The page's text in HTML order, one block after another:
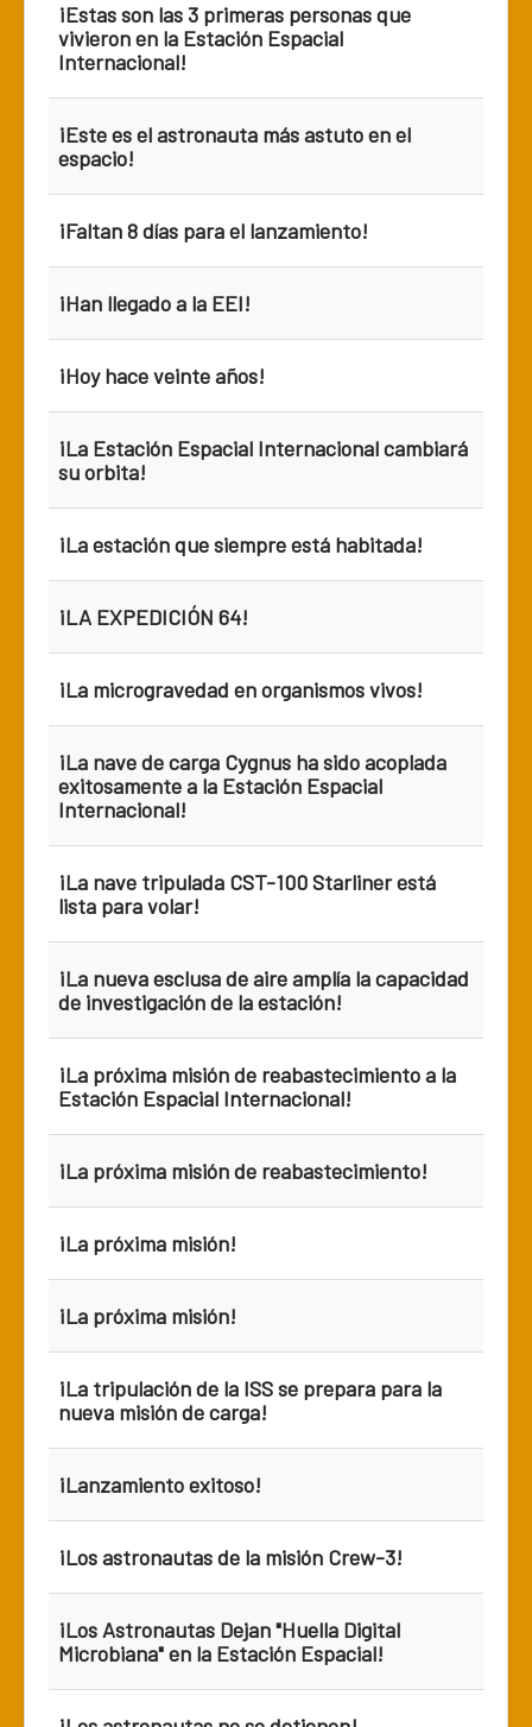
¡Estas son las 3 primeras personas que
vivieron en la Estación Espacial
Internacional!
¡Este es el astronauta más astuto en el
espacio!
¡Faltan 8 días para el lanzamiento!
¡Han llegado a la EEI!
¡Hoy hace veinte años!
¡La Estación Espacial Internacional cambiará
su orbita!
¡La estación que siempre está habitada!
¡LA EXPEDICIÓN 64!
¡La microgravedad en organismos vivos!
¡La nave de carga Cygnus ha sido acoplada
exitosamente a la Estación Espacial
Internacional!
¡La nave tripulada CST-100 Starliner está
lista para volar!
¡La nueva esclusa de aire amplía la capacidad
de investigación de la estación!
¡La próxima misión de reabastecimiento a la
Estación Espacial Internacional!
¡La próxima misión de reabastecimiento!
¡La próxima misión!
¡La próxima misión!
¡La tripulación de la ISS se prepara para la
nueva misión de carga!
¡Lanzamiento exitoso!
¡Los astronautas de la misión Crew-3!
¡Los Astronautas Dejan "Huella Digital
Microbiana" en la Estación Espacial!